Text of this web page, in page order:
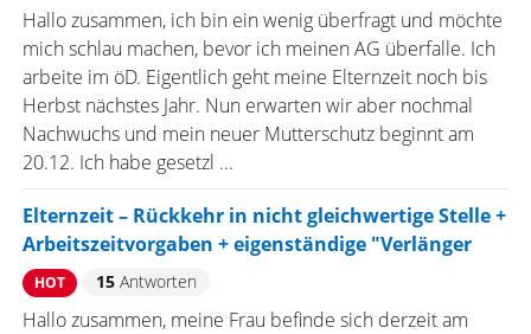
Hallo zusammen, ich bin ein wenig überfragt und möchte
mich schlau machen, bevor ich meinen AG überfalle. Ich
arbeite im öD. Eigentlich geht meine Elternzeit noch bis
Herbst nächstes Jahr. Nun erwarten wir aber nochmal
Nachwuchs und mein neuer Mutterschutz beginnt am
20.12. Ich habe gesetzl ...
Elternzeit – Rückkehr in nicht gleichwertige Stelle +
Arbeitszeitvorgaben + eigenständige "Verlänger
HOT 15Antworten
Hallo zusammen, meine Frau befinde sich derzeit am